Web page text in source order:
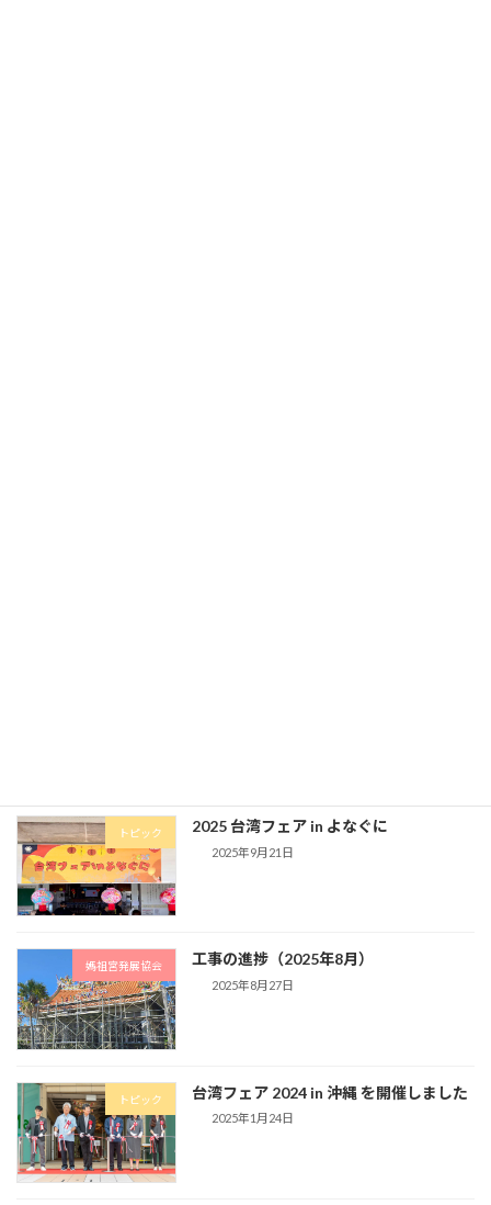
トピック 2025 台湾フェア in よなぐに
2025年9月21日
媽祖宮発展協会 工事の進捗（2025年8月）
2025年8月27日
トピック 台湾フェア 2024 in 沖縄 を開催しました
2025年1月24日